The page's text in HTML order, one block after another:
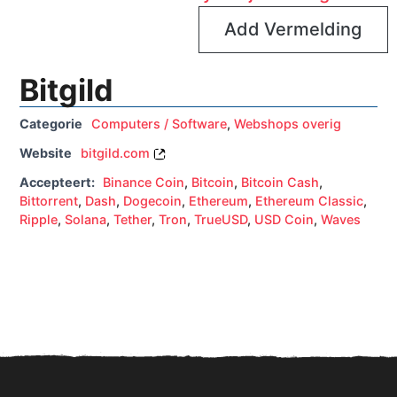
Add Vermelding
Bitgild
Categorie Computers / Software, Webshops overig
Website
bitgild.com
Accepteert: Binance Coin, Bitcoin, Bitcoin Cash,
Bittorrent, Dash, Dogecoin, Ethereum, Ethereum Classic,
Ripple, Solana, Tether, Tron, TrueUSD, USD Coin, Waves